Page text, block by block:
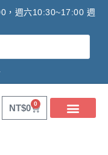
，週六10:30~17:00 週
NT$0 0